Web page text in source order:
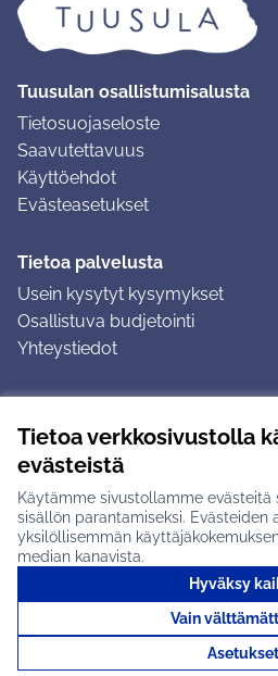
Tietoa verkkosivustolla
evästeistä
Käytämme sivustollamme evästeitä
sisällön parantamiseksi. Evästeiden
yksilöllisemmän
median kanavista.
Hyväksy
Vain
Asetukset
Tuusulan osallistumisalusta
Tietosuojaseloste
Saavutettavuus
Käyttöehdot
Evästeasetukset
Tietoa palvelusta
Usein kysytyt kysymykset
Osallistuva budjetointi
Yhteystiedot
Ohjeet kirjautumiseen
Ohjeet kommentin jättämiseen
Creative Commons -lisenssi
(Ulkoinen linkki)Verkkosivusto luotu
Tuusulan osallistumisalusta X-
(Ulkoinen linkki)